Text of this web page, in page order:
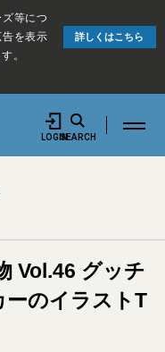
等につ
を表示
。
詳しくはこちら
LOGINSEARCH
Vol.46 グッチ
ーのイラストT